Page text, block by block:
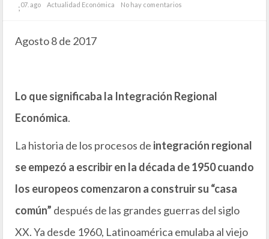
;07. ago Actualidad Económica No hay comentarios
Agosto 8 de 2017
Lo que significaba la Integración Regional
Económica.
La historia de los procesos de integración regional
se empezó a escribir en la década de 1950 cuando
los europeos comenzaron a construir su “casa
común” después de las grandes guerras del siglo
XX. Ya desde 1960, Latinoamérica emulaba al viejo